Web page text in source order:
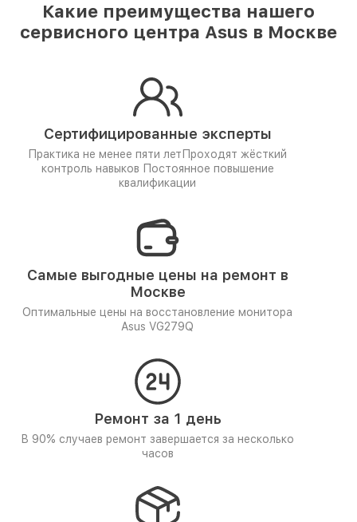
Какие преимущества нашего
сервисного центра Asus в Москве
Сертифицированные эксперты
Практика не менее пяти лет Проходят жёсткий
контроль навыков Постоянное повышение
квалификации
Самые выгодные цены на ремонт в
Москве
Оптимальные цены на восстановление монитора
Asus VG279Q
Ремонт за 1 день
В 90% случаев ремонт завершается за несколько
часов